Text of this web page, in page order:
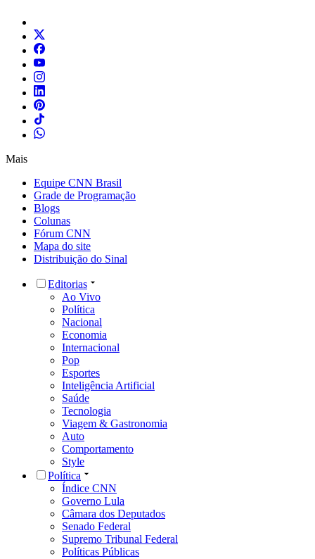
Mais
Equipe CNN Brasil
Grade de Programação
Blogs
Colunas
Fórum CNN
Mapa do site
Distribuição do Sinal
Editorias
Ao Vivo
Política
Nacional
Economia
Internacional
Pop
Esportes
Inteligência Artificial
Saúde
Tecnologia
Viagem & Gastronomia
Auto
Comportamento
Style
Política
Índice CNN
Governo Lula
Câmara dos Deputados
Senado Federal
Supremo Tribunal Federal
Políticas Públicas